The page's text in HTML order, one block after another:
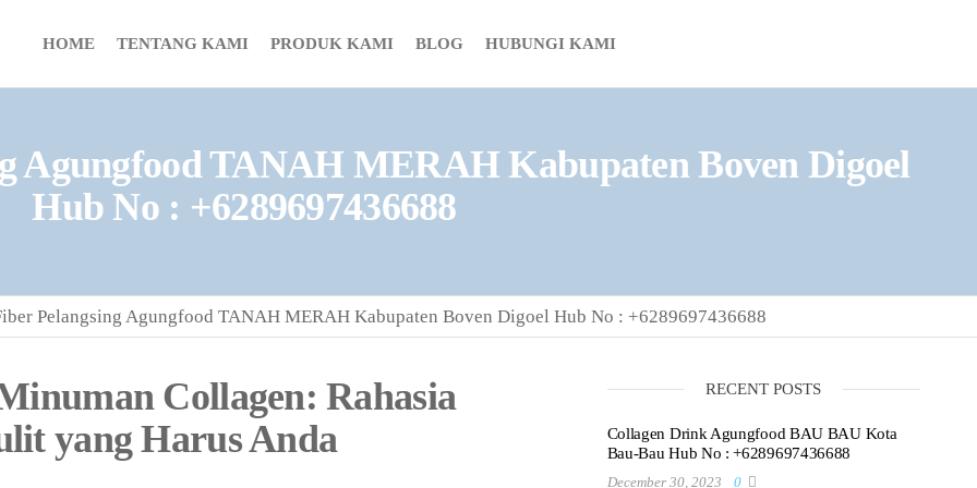
HOME TENTANG KAMI PRODUK KAMI BLOG HUBUNGI KAMI
Agungfood TANAH MERAH Kabupaten Boven Digoel
Hub No : +6289697436688
Pelangsing Agungfood TANAH MERAH Kabupaten Boven Digoel Hub No : +6289697436688
Collagen: Rahasia
yang Harus Anda
RECENT POSTS
Collagen Drink Agungfood BAU BAU Kota
Bau-Bau Hub No : +6289697436688
December 30, 2023 0